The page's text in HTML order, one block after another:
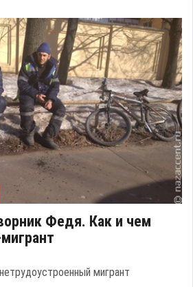
Федя. Как и чем
мигрант